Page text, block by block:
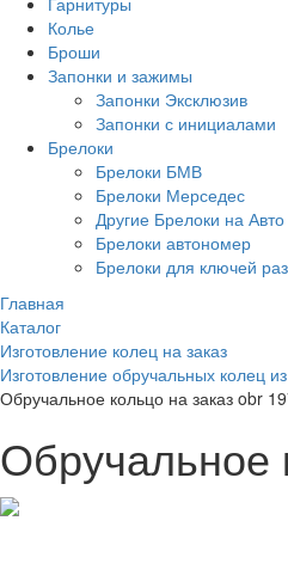
Колье
Броши
Запонки и зажимы
Запонки Эксклюзив
Запонки с инициалами
Брелоки
Брелоки БМВ
Брелоки Мерседес
Другие Брелоки на Авто
Брелоки автономер
Брелоки для ключей
Главная
Каталог
Изготовление колец на заказ
Изготовление обручальных колец
Обручальное кольцо на заказ obr
Обручальное